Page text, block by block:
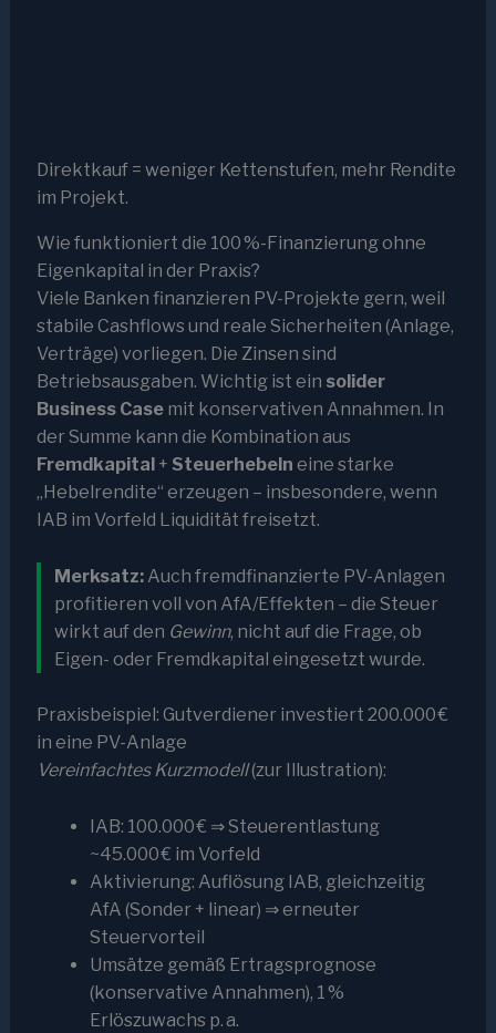
Direktkauf = weniger Kettenstufen, mehr Rendite
im Projekt.
Wie funktioniert die 100 %-Finanzierung ohne
Eigenkapital in der Praxis?
Viele Banken finanzieren PV-Projekte gern, weil
stabile Cashflows und reale Sicherheiten (Anlage,
Verträge) vorliegen. Die Zinsen sind
Betriebsausgaben. Wichtig ist ein solider
Business Casemit konservativen Annahmen. In
der Summe kann die Kombination aus
Fremdkapital + Steuerhebeln eine starke
„Hebelrendite“ erzeugen – insbesondere, wenn
IAB im Vorfeld Liquidität freisetzt.
Merksatz:Auch fremdfinanzierte PV-Anlagen
profitieren voll von AfA/Effekten – die Steuer
wirkt auf den Gewinn, nicht auf die Frage, ob
Eigen- oder Fremdkapital eingesetzt wurde.
Praxisbeispiel: Gutverdiener investiert 200.000 €
in eine PV-Anlage
Vereinfachtes Kurzmodell(zur Illustration):
IAB: 100.000 € ⇒ Steuerentlastung
~45.000 € im Vorfeld
Aktivierung: Auflösung IAB, gleichzeitig
AfA (Sonder + linear) ⇒ erneuter
Steuervorteil
Umsätze gemäß Ertragsprognose
(konservative Annahmen), 1 %
Erlöszuwachs p. a.